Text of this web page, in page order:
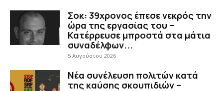
Σοκ: 39χρονος έπεσε νεκρός την
ώρα της εργασίας του –
Κατέρρευσε μπροστά στα μάτια
συναδέλφων...
5 Αυγούστου 2026
Νέα συνέλευση πολιτών κατά
της καύσης σκουπιδιών –